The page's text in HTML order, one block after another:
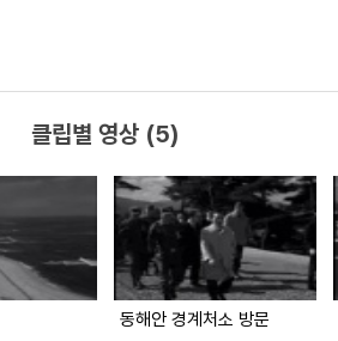
클립별 영상 (5)
동해안 경계처소 방문